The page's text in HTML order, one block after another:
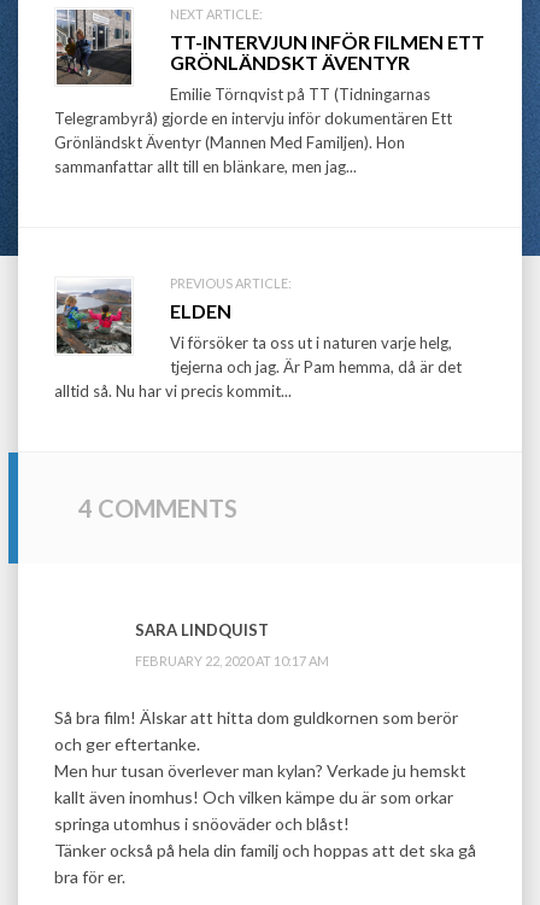
Post
navigation
NEXT ARTICLE:
TT-INTERVJUN INFÖR FILMEN ETT
GRÖNLÄNDSKT ÄVENTYR
Emilie Törnqvist på TT (Tidningarnas
Telegrambyrå) gjorde en intervju inför dokumentären Ett
Grönländskt Äventyr (Mannen Med Familjen). Hon
sammanfattar allt till en blänkare, men jag...
PREVIOUS ARTICLE:
ELDEN
Vi försöker ta oss ut i naturen varje helg,
tjejerna och jag. Är Pam hemma, då är det
alltid så. Nu har vi precis kommit...
4 COMMENTS
SARA LINDQUIST
FEBRUARY 22, 2020 AT 10:17 AM
Så bra film! Älskar att hitta dom guldkornen som berör
och ger eftertanke.
Men hur tusan överlever man kylan? Verkade ju hemskt
kallt även inomhus! Och vilken kämpe du är som orkar
springa utomhus i snöoväder och blåst!
Tänker också på hela din familj och hoppas att det ska gå
bra för er.